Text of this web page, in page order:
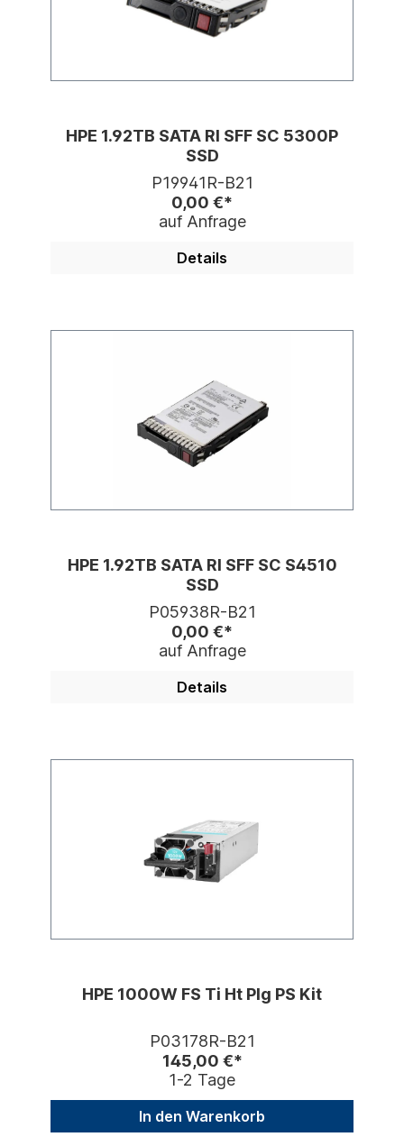
HPE 1.92TB SATA RI SFF SC 5300P
SSD
P19941R-B21
0,00 €*
auf Anfrage
Details
HPE 1.92TB SATA RI SFF SC S4510
SSD
P05938R-B21
0,00 €*
auf Anfrage
Details
HPE 1000W FS Ti Ht Plg PS Kit
P03178R-B21
145,00 €*
1-2 Tage
In den Warenkorb